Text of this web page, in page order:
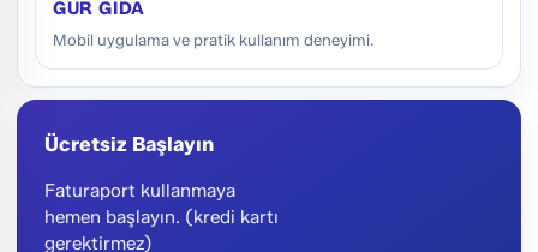
GUR GIDA
Mobil uygulama ve pratik kullanım deneyimi.
Ücretsiz Başlayın
Faturaport kullanmaya
hemen başlayın. (kredi kartı
gerektirmez)